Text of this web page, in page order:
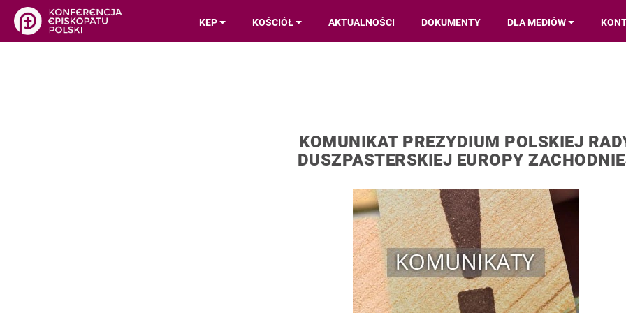
KEP KOŚCIÓŁ AKTUALNOŚCI DOKUMENTY DLA MEDIÓW
KOMUNIKAT PREZYDIUM POLSKIEJ
DUSZPASTERSKIEJ EUROPY